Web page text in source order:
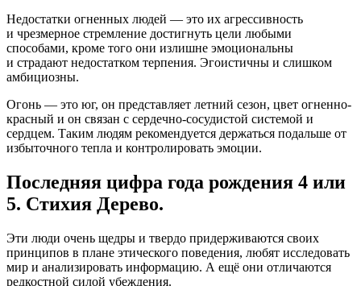
Недостатки огненных людей — это их агрессивность
и чрезмерное стремление достигнуть цели любыми
способами, кроме того они излишне эмоциональны
и страдают недостатком терпения. Эгоистичны и слишком
амбициозны.
Огонь — это юг, он представляет летний сезон, цвет огненно-
красный и он связан с сердечно-сосудистой системой и
сердцем. Таким людям рекомендуется держаться подальше от
избыточного тепла и контролировать эмоции.
Последняя цифра года рождения 4 или
5. Стихия Дерево.
Эти люди очень щедры и твердо придерживаются своих
принципов в плане этического поведения, любят исследовать
мир и анализировать информацию. А ещё они отличаются
редкостной силой убеждения.